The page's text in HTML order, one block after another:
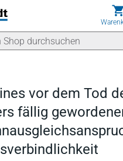
vor dem Tod
fällig